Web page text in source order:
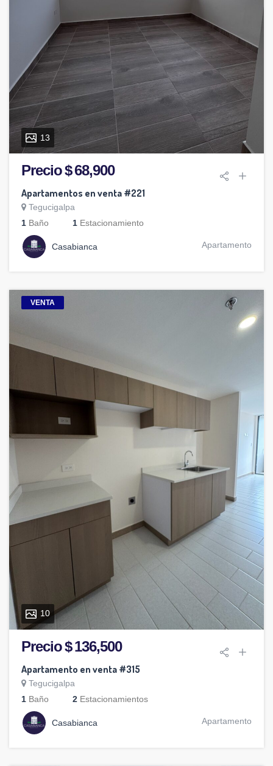
13
Precio $ 68,900
Apartamentos en venta #221
Tegucigalpa
1 Baño 1 Estacionamiento
Casabianca Apartamento
VENTA
10
Precio $ 136,500
Apartamento en venta #315
Tegucigalpa
1 Baño 2 Estacionamientos
Casabianca Apartamento